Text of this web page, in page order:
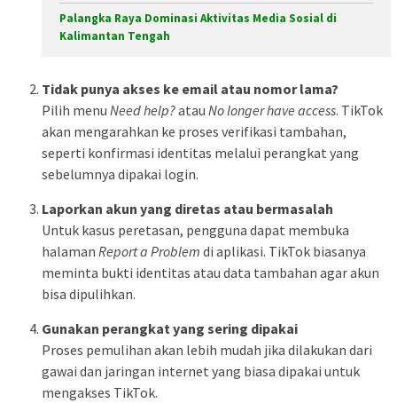
Palangka Raya Dominasi Aktivitas Media Sosial di
Kalimantan Tengah
Tidak punya akses ke email atau nomor lama?
Pilih menu Need help?atau No longer have access. TikTok
akan mengarahkan ke proses verifikasi tambahan,
seperti konfirmasi identitas melalui perangkat yang
sebelumnya dipakai login.
Laporkan akun yang diretas atau bermasalah
Untuk kasus peretasan, pengguna dapat membuka
halaman Report a Problem di aplikasi. TikTok biasanya
meminta bukti identitas atau data tambahan agar akun
bisa dipulihkan.
Gunakan perangkat yang sering dipakai
Proses pemulihan akan lebih mudah jika dilakukan dari
gawai dan jaringan internet yang biasa dipakai untuk
mengakses TikTok.